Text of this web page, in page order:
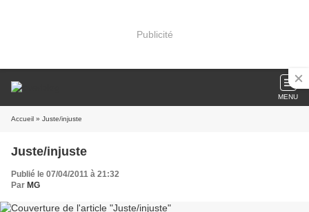
Publicité
MENU
Accueil » Juste/injuste
Juste/injuste
Publié le 07/04/2011 à 21:32
Par MG